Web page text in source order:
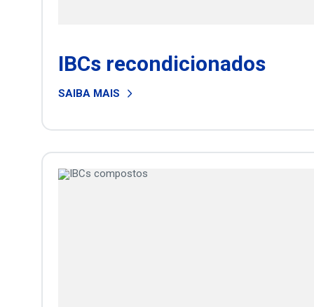
IBCs recondicionados
SAIBA MAIS